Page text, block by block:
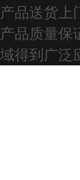
产品送货上
产品质量保
域得到广泛